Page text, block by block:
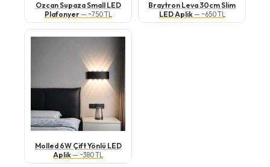
Ozcan Supaza Small LED
Plafonyer— ~750 TL
Braytron Leva 30cm Slim
LED Aplik— ~650 TL
Molled 6W Çift Yönlü LED
Aplik— ~380 TL